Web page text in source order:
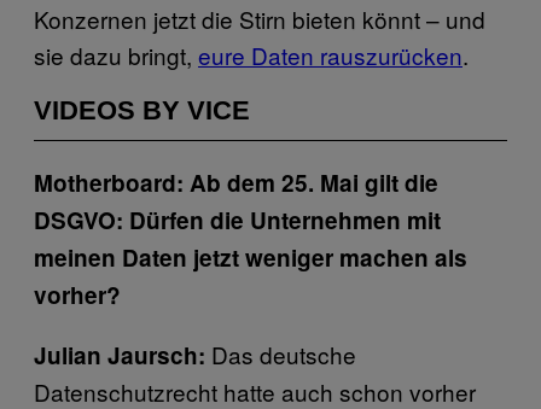
Konzernen jetzt die Stirn bieten könnt – und
sie dazu bringt, eure Daten rauszurücken.
VIDEOS BY VICE
Motherboard: Ab dem 25. Mai gilt die
DSGVO: Dürfen die Unternehmen mit
meinen Daten jetzt weniger machen als
vorher?
Julian Jaursch: Das deutsche
Datenschutzrecht hatte auch schon vorher